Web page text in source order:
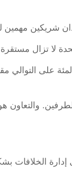
شريكين مهمين
لا تزال
فقد ارتفع حجم تجارة السلع والخدمات بين الصين والولايات
للطرفين.
إدارة الخلافات